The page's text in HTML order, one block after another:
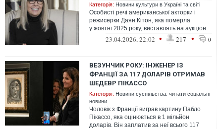
Категорія: Новини культури в Україні та світі
Особисті речі американської акторки і
режисерки Даян Кітон, яка померла
у жовтні 2025 року, виставлять на аукціон.
Серед експонатів сценарій до фільму...
23.04.2026, 22:02 • 217 • 0
ВЕЗУНЧИК РОКУ: ІНЖЕНЕР ІЗ
ФРАНЦІЇ ЗА 117 ДОЛАРІВ ОТРИМАВ
ШЕДЕВР ПІКАССО
Категорія: Новини суспільства: читати соціальні
новини
Чоловік з Франції виграв картину Пабло
Пікассо, яка оцінюється в 1 мільйон
доларів. Він заплатив за неї всього 117